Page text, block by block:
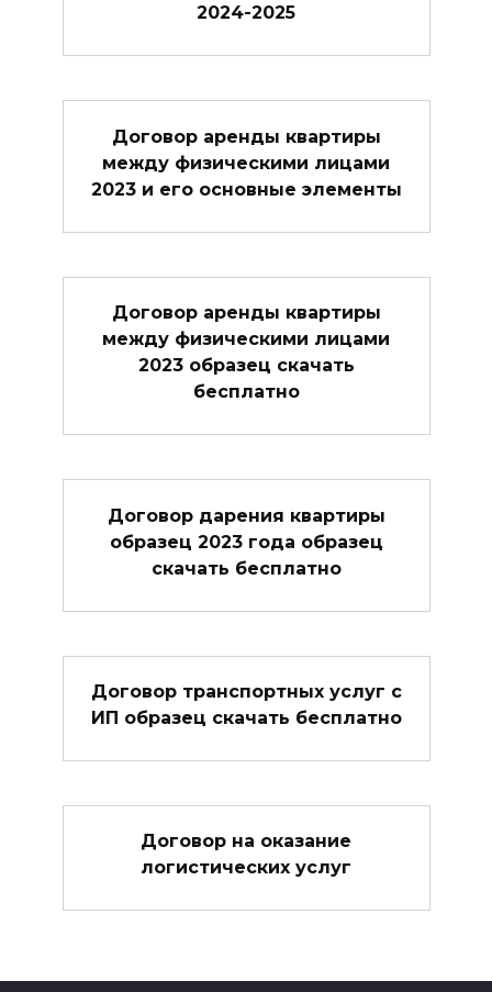
2024-2025
Договор аренды квартиры
между физическими лицами
2023 и его основные элементы
Договор аренды квартиры
между физическими лицами
2023 образец скачать
бесплатно
Договор дарения квартиры
образец 2023 года образец
скачать бесплатно
Договор транспортных услуг с
ИП образец скачать бесплатно
Договор на оказание
логистических услуг